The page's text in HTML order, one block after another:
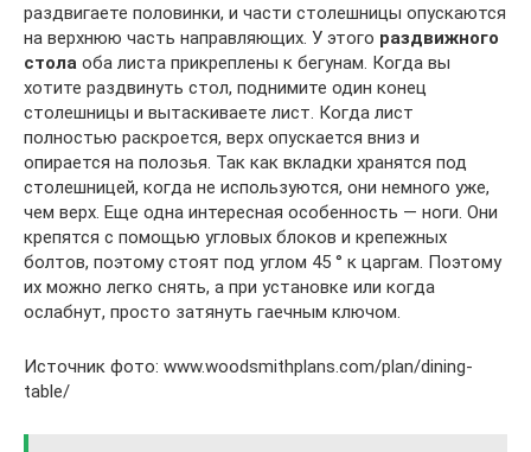
раздвигаете половинки, и части столешницы опускаются
на верхнюю часть направляющих. У этого раздвижного
стола оба листа прикреплены к бегунам. Когда вы
хотите раздвинуть стол, поднимите один конец
столешницы и вытаскиваете лист. Когда лист
полностью раскроется, верх опускается вниз и
опирается на полозья. Так как вкладки хранятся под
столешницей, когда не используются, они немного уже,
чем верх. Еще одна интересная особенность — ноги. Они
крепятся с помощью угловых блоков и крепежных
болтов, поэтому стоят под углом 45 ° к царгам. Поэтому
их можно легко снять, а при установке или когда
ослабнут, просто затянуть гаечным ключом.
Источник фото: www.woodsmithplans.com/plan/dining-
table/